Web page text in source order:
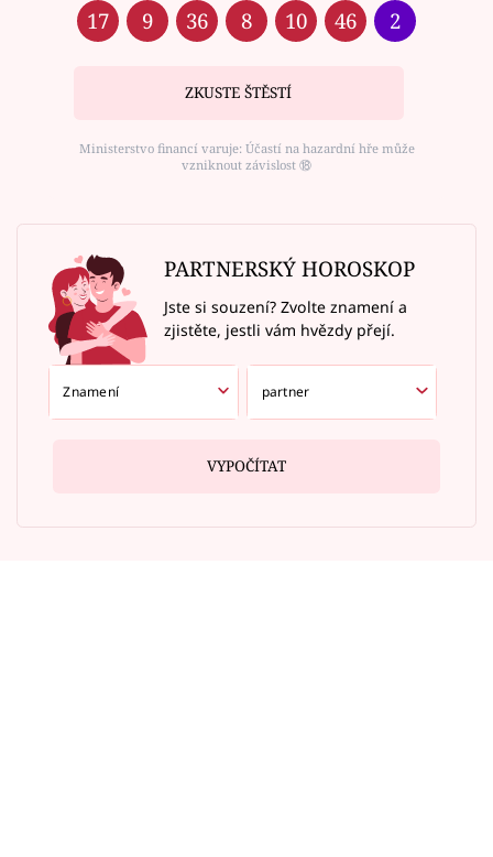
17 9 36 8 10 46 2
ZKUSTE ŠTĚSTÍ
Ministerstvo financí varuje: Účastí na hazardní hře může
vzniknout závislost ⑱
PARTNERSKÝ HOROSKOP
Jste si souzení? Zvolte znamení a
zjistěte, jestli vám hvězdy přejí.
VYPOČÍTAT